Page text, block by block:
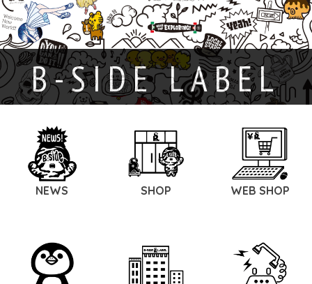
B-SIDE LABEL
NEWS SHOP WEB SHOP